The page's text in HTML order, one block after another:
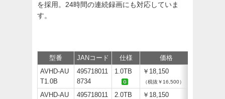
を採用。24時間の連続録画にも対応していま
す。
型番 JANコード 仕様 価格
AVHD-AU
T1.0B
495718011
8734
1.0TB ￥18,150
（税抜￥16,500）
AVHD-AU
495718011
2.0TB ￥18,150